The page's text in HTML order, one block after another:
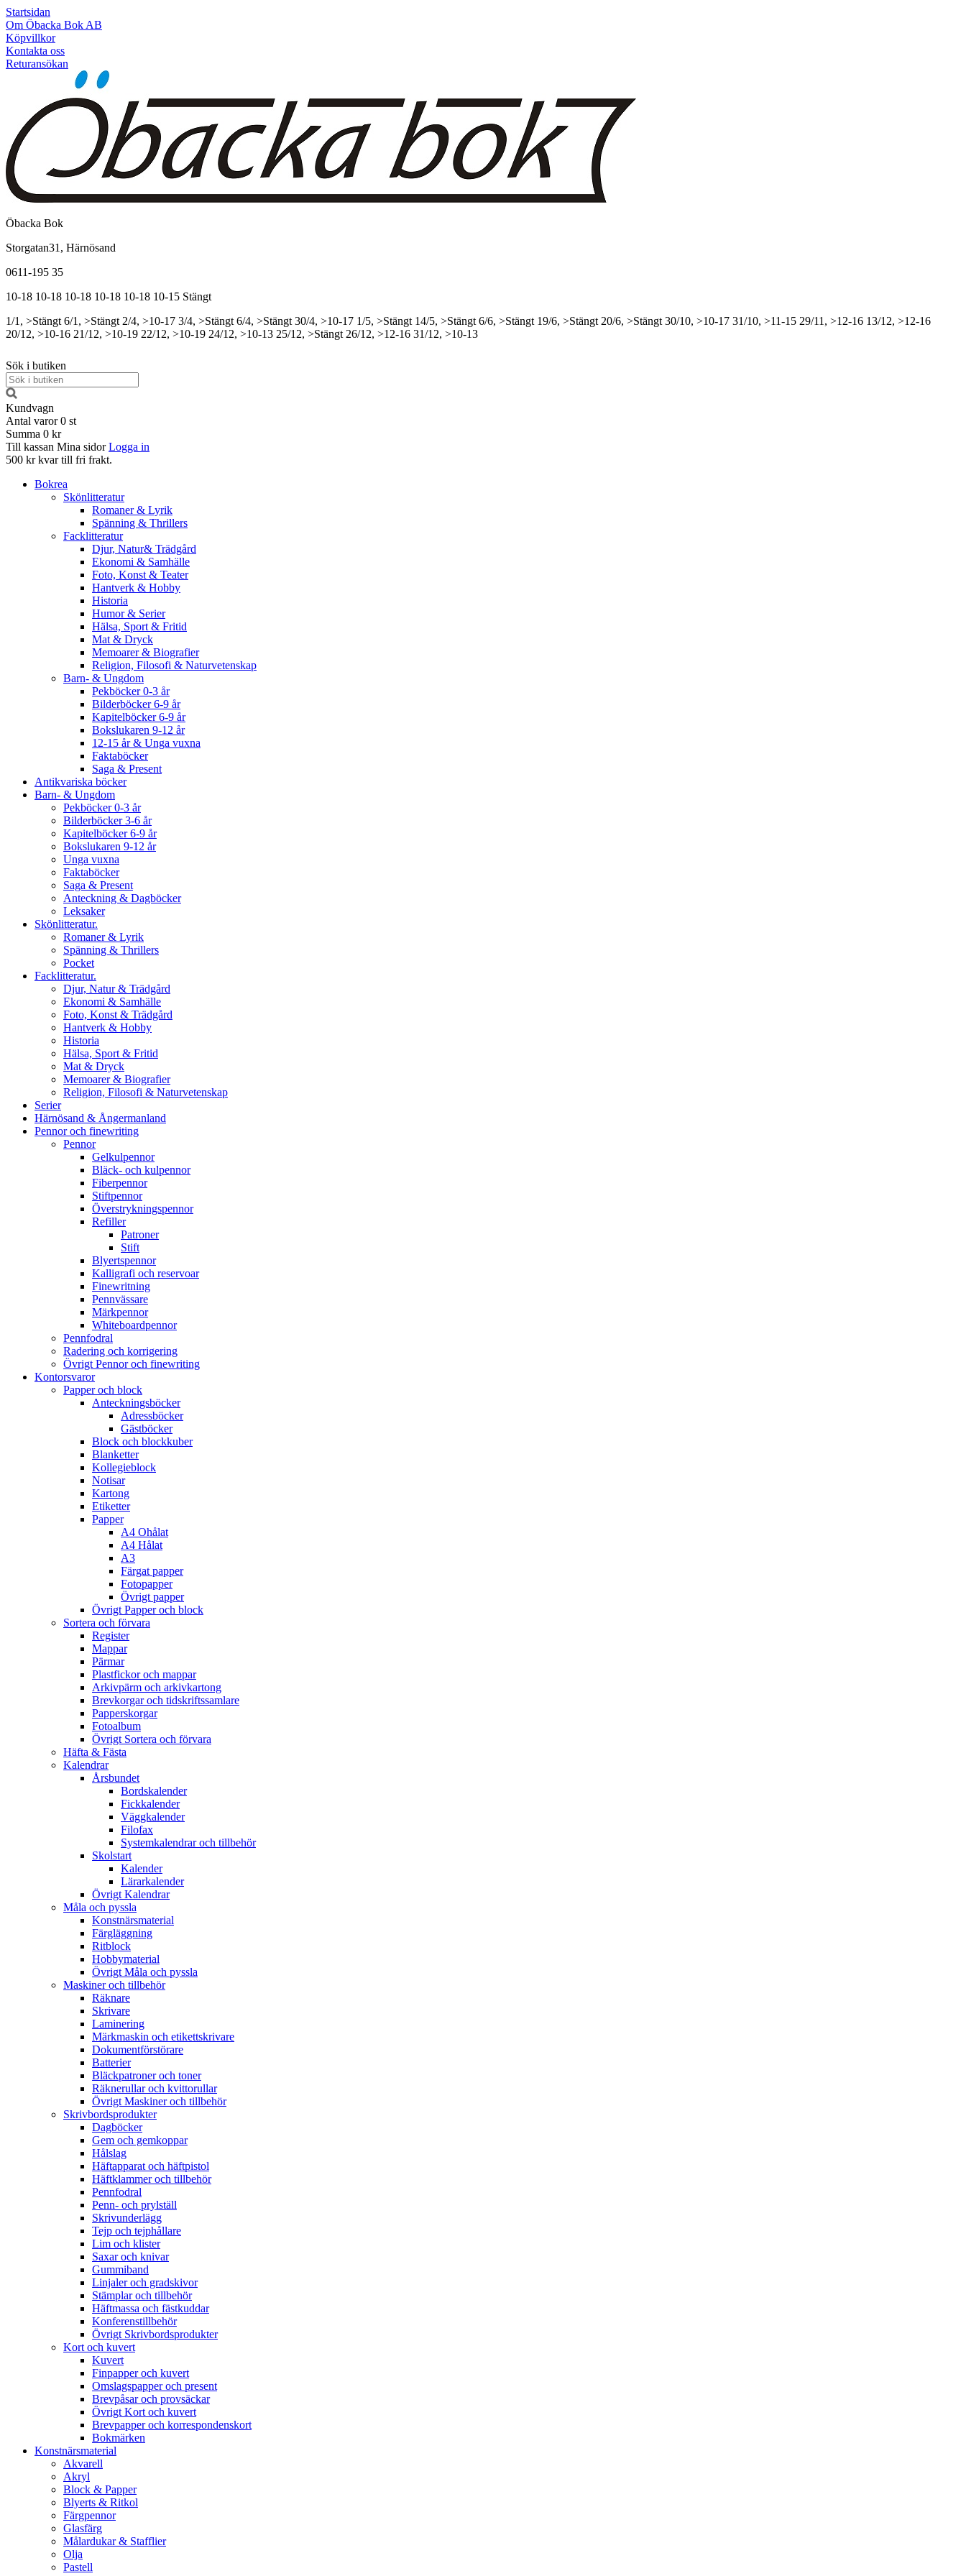
Startsidan
Om Öbacka Bok AB
Köpvillkor
Kontakta oss
Returansökan
Öbacka Bok
Storgatan31, Härnösand
0611-195 35
10-18 10-18 10-18 10-18 10-18 10-15 Stängt
1/1, >Stängt 6/1, >Stängt 2/4, >10-17 3/4, >Stängt 6/4, >Stängt 30/4, >10-17 1/5, >Stängt 14/5, >Stängt 6/6, >Stängt 19/6, >Stängt 20/6, >Stängt 30/10, >10-17 31/10, >11-15 29/11, >12-16 13/12, >12-16
20/12, >10-16 21/12, >10-19 22/12, >10-19 24/12, >10-13 25/12, >Stängt 26/12, >12-16 31/12, >10-13
Sök i butiken
Kundvagn
Antal varor 0 st
Summa 0 kr
Till kassan Mina sidor Logga in
500 kr kvar till fri frakt.
Bokrea
Skönlitteratur
Romaner & Lyrik
Spänning & Thrillers
Facklitteratur
Djur, Natur& Trädgård
Ekonomi & Samhälle
Foto, Konst & Teater
Hantverk & Hobby
Historia
Humor & Serier
Hälsa, Sport & Fritid
Mat & Dryck
Memoarer & Biografier
Religion, Filosofi & Naturvetenskap
Barn- & Ungdom
Pekböcker 0-3 år
Bilderböcker 6-9 år
Kapitelböcker 6-9 år
Bokslukaren 9-12 år
12-15 år & Unga vuxna
Faktaböcker
Saga & Present
Antikvariska böcker
Barn- & Ungdom
Pekböcker 0-3 år
Bilderböcker 3-6 år
Kapitelböcker 6-9 år
Bokslukaren 9-12 år
Unga vuxna
Faktaböcker
Saga & Present
Anteckning & Dagböcker
Leksaker
Skönlitteratur.
Romaner & Lyrik
Spänning & Thrillers
Pocket
Facklitteratur.
Djur, Natur & Trädgård
Ekonomi & Samhälle
Foto, Konst & Trädgård
Hantverk & Hobby
Historia
Hälsa, Sport & Fritid
Mat & Dryck
Memoarer & Biografier
Religion, Filosofi & Naturvetenskap
Serier
Härnösand & Ångermanland
Pennor och finewriting
Pennor
Gelkulpennor
Bläck- och kulpennor
Fiberpennor
Stiftpennor
Överstrykningspennor
Refiller
Patroner
Stift
Blyertspennor
Kalligrafi och reservoar
Finewritning
Pennvässare
Märkpennor
Whiteboardpennor
Pennfodral
Radering och korrigering
Övrigt Pennor och finewriting
Kontorsvaror
Papper och block
Anteckningsböcker
Adressböcker
Gästböcker
Block och blockkuber
Blanketter
Kollegieblock
Notisar
Kartong
Etiketter
Papper
A4 Ohålat
A4 Hålat
A3
Färgat papper
Fotopapper
Övrigt papper
Övrigt Papper och block
Sortera och förvara
Register
Mappar
Pärmar
Plastfickor och mappar
Arkivpärm och arkivkartong
Brevkorgar och tidskriftssamlare
Papperskorgar
Fotoalbum
Övrigt Sortera och förvara
Häfta & Fästa
Kalendrar
Årsbundet
Bordskalender
Fickkalender
Väggkalender
Filofax
Systemkalendrar och tillbehör
Skolstart
Kalender
Lärarkalender
Övrigt Kalendrar
Måla och pyssla
Konstnärsmaterial
Färgläggning
Ritblock
Hobbymaterial
Övrigt Måla och pyssla
Maskiner och tillbehör
Räknare
Skrivare
Laminering
Märkmaskin och etikettskrivare
Dokumentförstörare
Batterier
Bläckpatroner och toner
Räknerullar och kvittorullar
Övrigt Maskiner och tillbehör
Skrivbordsprodukter
Dagböcker
Gem och gemkoppar
Hålslag
Häftapparat och häftpistol
Häftklammer och tillbehör
Pennfodral
Penn- och prylställ
Skrivunderlägg
Tejp och tejphållare
Lim och klister
Saxar och knivar
Gummiband
Linjaler och gradskivor
Stämplar och tillbehör
Häftmassa och fästkuddar
Konferenstillbehör
Övrigt Skrivbordsprodukter
Kort och kuvert
Kuvert
Finpapper och kuvert
Omslagspapper och present
Brevpåsar och provsäckar
Övrigt Kort och kuvert
Brevpapper och korrespondenskort
Bokmärken
Konstnärsmaterial
Akvarell
Akryl
Block & Papper
Blyerts & Ritkol
Färgpennor
Glasfärg
Målardukar & Stafflier
Olja
Pastell